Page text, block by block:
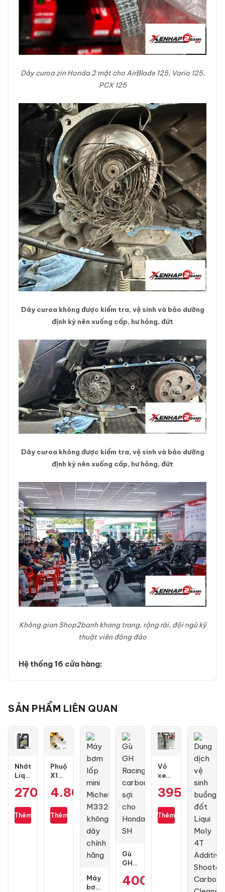
Dây curoa zin Honda 2 mặt cho AirBlade 125, Vario 125,
PCX 125
Dây curoa không được kiểm tra, vệ sinh và bảo dưỡng
định kỳ nên xuống cấp, hư hỏng, đứt
Dây curoa không được kiểm tra, vệ sinh và bảo dưỡng
định kỳ nên xuống cấp, hư hỏng, đứt
Không gian Shop2banh khang trang, rộng rãi, đội ngũ kỹ
thuật viên đông đảo
Hệ thống 16 cửa hàng:
SẢN PHẨM LIÊN QUAN
Nhớt
Liqui
Motorbike
10W40
1L
270.000₫
Thêm
Phuộc
X1R
Pro
dầu
cho
4.800.000 ₫
Thêm
Máy
bơm
Gù
GH
carbon
400.000
Vỏ
xe
70/90-
gai
kim
395.000₫
Thêm